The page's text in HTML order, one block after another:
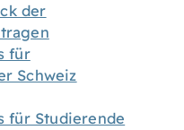
der
für
Schweiz
für Studierende